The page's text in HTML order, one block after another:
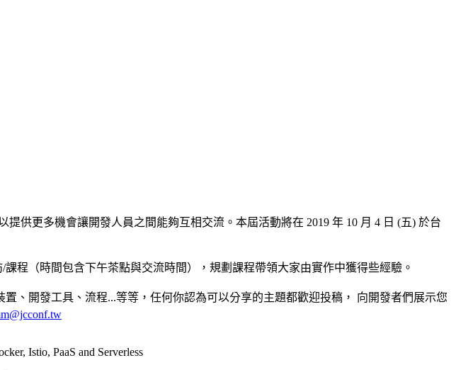
提供更多機會讓開發人員之間能夠互相交流。本屆活動將在 2019 年 10 月 4 日 (五) 於台
程（時間包含下午茶點與交流時間），規劃課程帶領大家由實作中獲得些經驗。
、開發工具、流程...等等，任何你認為可以分享的主題都歡迎投稿， 向開發者們展示您
Istio, PaaS and Serverless